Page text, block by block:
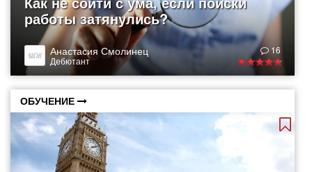
работы затянулись?
Анастасия Смолинец
Дебютант
16
ОБУЧЕНИЕ